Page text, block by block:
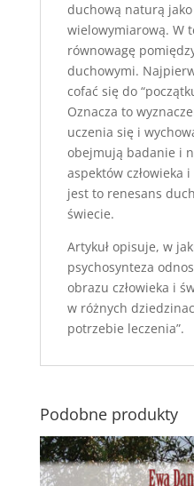
duchową naturą jako
wielowymiarową. W
równowagę
duchowymi.
cofać się do
Oznacza to
uczenia się i
obejmują badanie i
aspektów człowieka i
jest to renesans
świecie.
Artykuł opisuje, w
psychosynteza
obrazu człowieka i
w różnych
potrzebie leczenia”.
Podobne produkty